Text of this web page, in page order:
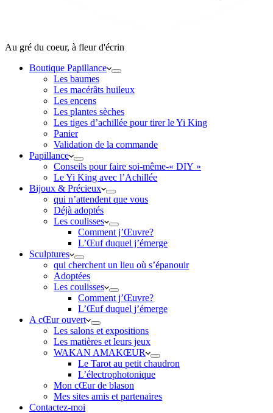
Au gré du coeur, à fleur d'écrin
Boutique Papillance
Les baumes
Les macérâts huileux
Les encens
Les plantes sèches
Les tiges d’achillée pour tirer le Yi King
Panier
Validation de la commande
Papillance
Conseils pour faire soi-même-« DIY »
Le Yi King avec l’Achillée
Bijoux & Précieux
qui n’attendent que vous
Déjà adoptés
Les coulisses
Comment j’Œuvre?
L’Œuf duquel j’émerge
Sculptures
qui cherchent un lieu où s’épanouir
Adoptées
Les coulisses
Comment j’Œuvre?
L’Œuf duquel j’émerge
A cŒur ouvert
Les salons et expositions
Les matières et leurs jeux
WAKAN AMAKŒUR
Le Tarot au petit chaudron
L’électrophotonique
Mon cŒur de blason
Mes sites amis et partenaires
Contactez-moi